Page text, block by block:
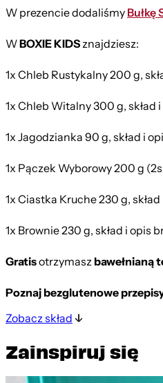
W prezencie dodaliśmyBułkę
WBOXIE KIDSznajdziesz:
1x Chleb Rustykalny 200 g,
1x Chleb Witalny 300 g,skład
1x Jagodzianka 90 g,skład i
1x Pączek Wyborowy 200 g
1x Ciastka Kruche 230 g,
1x Brownie 230 g,skład i opis
Gratisotrzymaszbawełnianą
Poznaj bezglutenowe
Zobacz skład
Zainspiruj się